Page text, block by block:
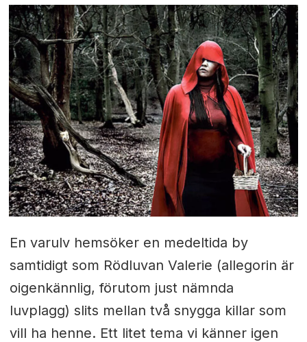
En varulv hemsöker en medeltida by
samtidigt som Rödluvan Valerie (allegorin är
oigenkännlig, förutom just nämnda
luvplagg) slits mellan två snygga killar som
vill ha henne. Ett litet tema vi känner igen